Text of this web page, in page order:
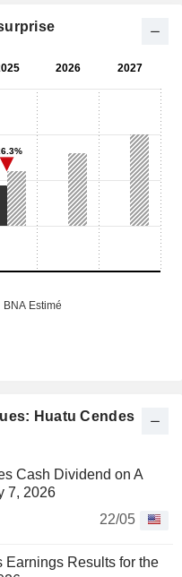
Huatu Cendes
Cash Dividend on A
7, 2026
22/05
Earnings Results for the